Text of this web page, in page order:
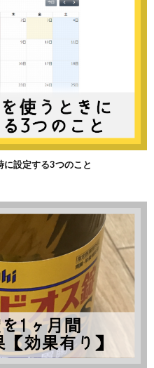
設定する3つのこと